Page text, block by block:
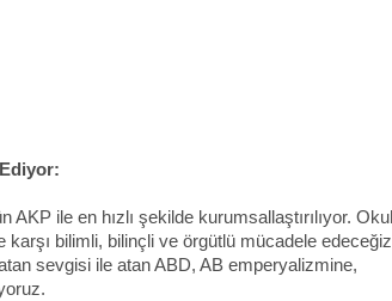
ile en hızlı şekilde kurumsallaştırılıyor. Okul
bilimli, bilinçli ve örgütlü mücadele edeceğiz
sevgisi ile atan ABD, AB emperyalizmine,